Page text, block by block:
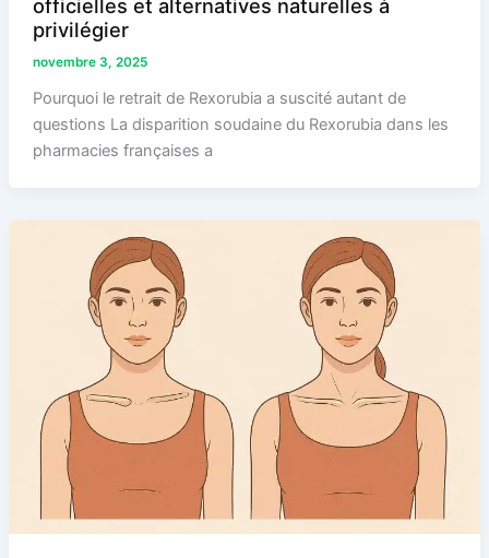
officielles et alternatives naturelles à
privilégier
novembre 3, 2025
Pourquoi le retrait de Rexorubia a suscité autant de
questions La disparition soudaine du Rexorubia dans les
pharmacies françaises a